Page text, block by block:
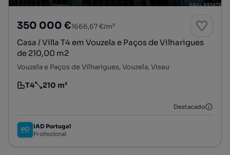
350 000 €1666,67 €/m²
Casa / Villa T4 em Vouzela e Paços de Vilharigues
de 210,00 m2
Vouzela e Paços de Vilharigues, Vouzela, Viseu
Tipologia
T4
Preço por metro quadrado
210 m²
Destacado
IAD Portugal
Profissional